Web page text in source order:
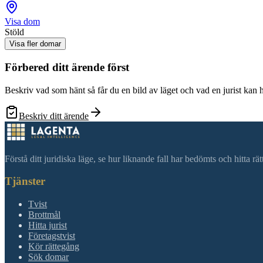
Visa dom
Stöld
Visa fler domar
Förbered ditt ärende först
Beskriv vad som hänt så får du en bild av läget och vad en jurist kan
Beskriv ditt ärende
Förstå ditt juridiska läge, se hur liknande fall har bedömts och hitta
Tjänster
Tvist
Brottmål
Hitta jurist
Företagstvist
Kör rättegång
Sök domar